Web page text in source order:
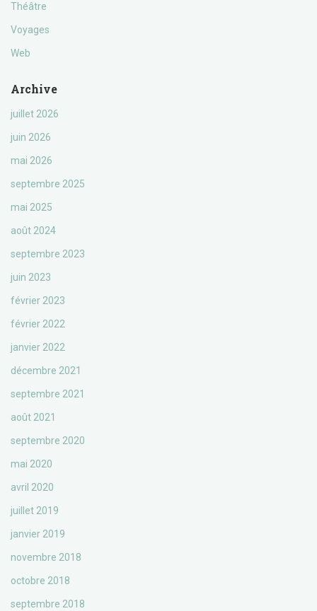
Théâtre
Voyages
Web
Archive
juillet 2026
juin 2026
mai 2026
septembre 2025
mai 2025
août 2024
septembre 2023
juin 2023
février 2023
février 2022
janvier 2022
décembre 2021
septembre 2021
août 2021
septembre 2020
mai 2020
avril 2020
juillet 2019
janvier 2019
novembre 2018
octobre 2018
septembre 2018